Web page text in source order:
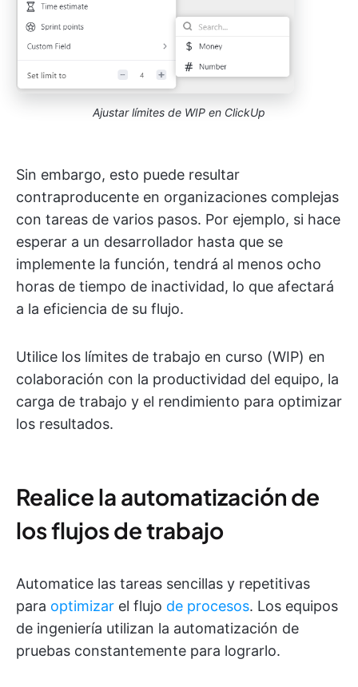
Ajustar límites de WIP en ClickUp
Sin embargo, esto puede resultar
contraproducente en organizaciones complejas
con tareas de varios pasos. Por ejemplo, si hace
esperar a un desarrollador hasta que se
implemente la función, tendrá al menos ocho
horas de tiempo de inactividad, lo que afectará
a la eficiencia de su flujo.
Utilice los límites de trabajo en curso (WIP) en
colaboración con la productividad del equipo, la
carga de trabajo y el rendimiento para optimizar
los resultados.
Realice la automatización de
los flujos de trabajo
Automatice las tareas sencillas y repetitivas
para optimizar el flujo de procesos. Los equipos
de ingeniería utilizan la automatización de
pruebas constantemente para lograrlo.